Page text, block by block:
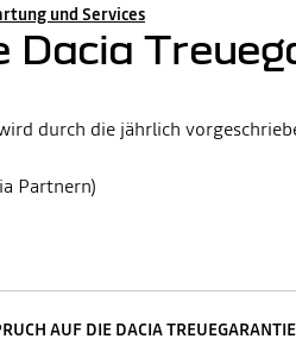
und Services
Dacia
durch die jährlich
Partnern)
AUF DIE DACIA